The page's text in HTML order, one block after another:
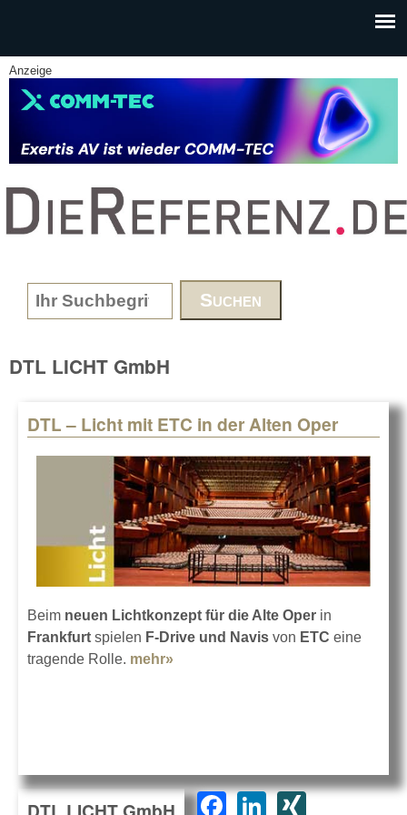
Anzeige
www.DieReferenz.de
Search form
DTL LICHT GmbH
DTL – Licht mit ETC in der Alten Oper
Beim neuen Lichtkonzept für die Alte Oper in
Frankfurt spielen F-Drive und Navis von ETC eine
tragende Rolle. mehr»
F
Li XI